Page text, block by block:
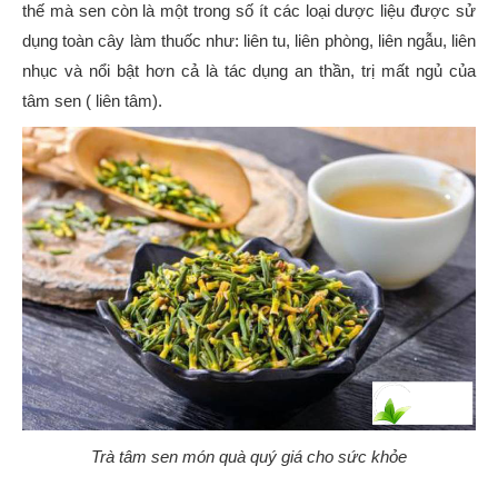
thế mà sen còn là một trong số ít các loại dược liệu được sử
dụng toàn cây làm thuốc như: liên tu, liên phòng, liên ngẫu, liên
nhục và nổi bật hơn cả là tác dụng an thần, trị mất ngủ của
tâm sen ( liên tâm).
Trà tâm sen món quà quý giá cho sức khỏe